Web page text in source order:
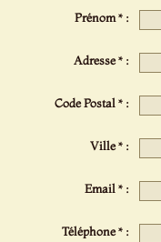
Prénom * :
Adresse * :
Code Postal * :
Ville * :
Email * :
Téléphone * :